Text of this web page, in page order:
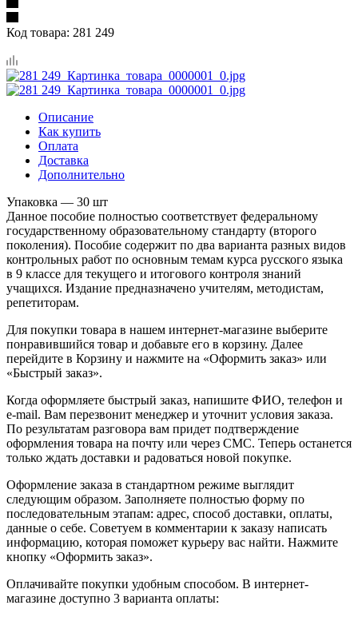
Код товара: 281 249
Описание
Как купить
Оплата
Доставка
Дополнительно
Упаковка — 30 шт
Данное пособие полностью соответствует федеральному
государственному образовательному стандарту (второго
поколения). Пособие содержит по два варианта разных видов
контрольных работ по основным темам курса русского языка
в 9 классе для текущего и итогового контроля знаний
учащихся. Издание предназначено учителям, методистам,
репетиторам.
Для покупки товара в нашем интернет-магазине выберите
понравившийся товар и добавьте его в корзину. Далее
перейдите в Корзину и нажмите на «Оформить заказ» или
«Быстрый заказ».
Когда оформляете быстрый заказ, напишите ФИО, телефон и
e-mail. Вам перезвонит менеджер и уточнит условия заказа.
По результатам разговора вам придет подтверждение
оформления товара на почту или через СМС. Теперь останется
только ждать доставки и радоваться новой покупке.
Оформление заказа в стандартном режиме выглядит
следующим образом. Заполняете полностью форму по
последовательным этапам: адрес, способ доставки, оплаты,
данные о себе. Советуем в комментарии к заказу написать
информацию, которая поможет курьеру вас найти. Нажмите
кнопку «Оформить заказ».
Оплачивайте покупки удобным способом. В интернет-
магазине доступно 3 варианта оплаты: